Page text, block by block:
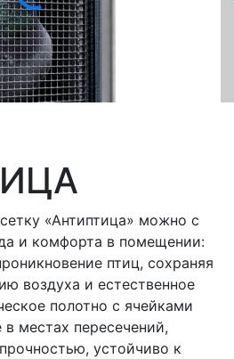
«Антиптица» можно с
и комфорта в помещении:
птиц, сохраняя
воздуха и естественное
полотно с ячейками
местах пересечений,
устойчиво к